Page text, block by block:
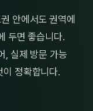
안에서도 권역에
두면 좋습니다.
, 실제 방문 가능
이 정확합니다.